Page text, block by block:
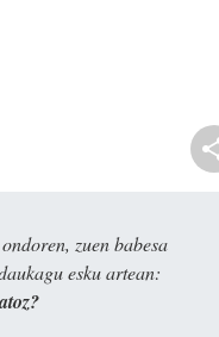
zuen babesa
esku artean: